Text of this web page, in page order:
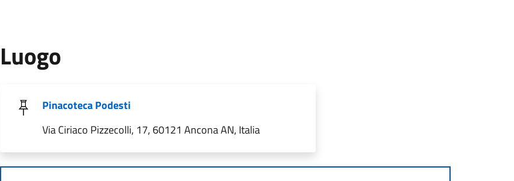
Luogo
Pinacoteca Podesti
Via Ciriaco Pizzecolli, 17, 60121 Ancona AN, Italia